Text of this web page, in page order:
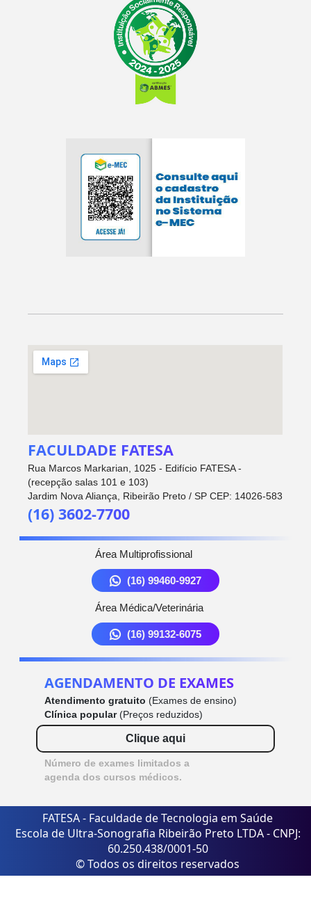
FACULDADE FATESA
Rua Marcos Markarian, 1025 - Edifício FATESA -
(recepção salas 101 e 103)
Jardim Nova Aliança, Ribeirão Preto / SP CEP: 14026-583
(16) 3602-7700
Área Multiprofissional
(16) 99460-9927
Área Médica/Veterinária
(16) 99132-6075
AGENDAMENTO DE EXAMES
Atendimento gratuito (Exames de ensino)
Clínica popular(Preços reduzidos)
Clique aqui
Número de exames limitados a
agenda dos cursos médicos.
FATESA - Faculdade de Tecnologia em Saúde
Escola de Ultra-Sonografia Ribeirão Preto LTDA - CNPJ:
60.250.438/0001-50
© Todos os direitos reservados